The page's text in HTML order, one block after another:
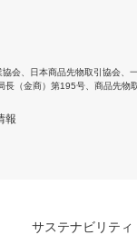
協会 日本商品先物取引協会
長（金商）第195号、商品先物
報
サステナビリティ